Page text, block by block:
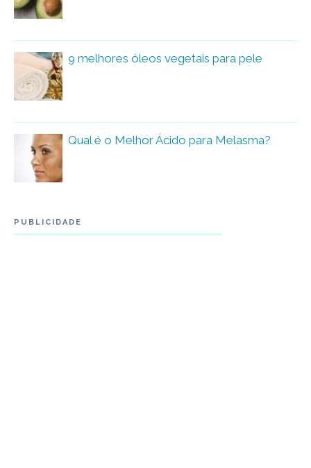
9 melhores óleos vegetais para pele
Qual é o Melhor Ácido para Melasma?
PUBLICIDADE